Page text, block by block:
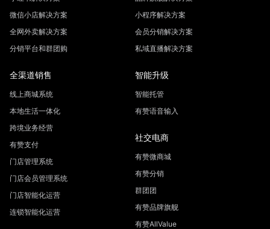
微信小店解决方案
全网外卖解决方案
分销平台和群团购
小程序解决方案
会员分销解决方案
私域直播解决方案
全渠道销售
线上商城系统
本地生活一体化
跨境业务经营
有赞支付
门店管理系统
门店会员管理系统
门店智能化运营
连锁智能化运营
智能升级
智能托管
有赞语音输入
社交电商
有赞微商城
有赞分销
群团团
有赞品牌旗舰
有赞AllValue